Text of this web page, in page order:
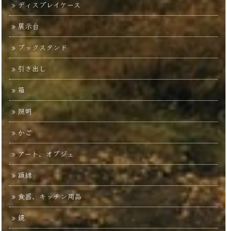
ディスプレイケース
展示台
ブックスタンド
引き出し
箱
照明
かご
アート、オブジェ
額縁
食器、キッチン用品
鏡